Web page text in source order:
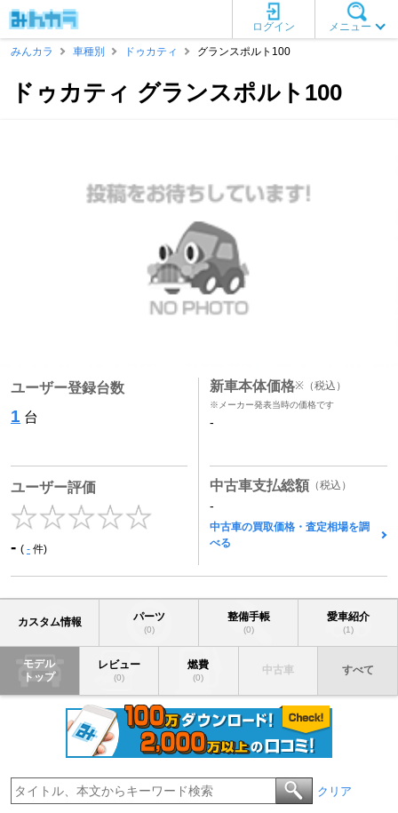
メニュー
ログイン
みんカラ
車種別 ドゥカティ グランスポルト100
ドゥカティ グランスポルト100
ユーザー登録台数
1 台
ユーザー評価
- ( - 件)
新車本体価格※ （税込）
※メーカー発表当時の価格です
-
中古車支払総額 （税込）
-
中古車の買取価格・査定相場を調
べる
カスタム情報 パーツ
(0)
整備手帳
(0)
愛車紹介
(1)
モデル
トップ
レビュー
(0)
燃費
(0)
中古車 すべて
クリア